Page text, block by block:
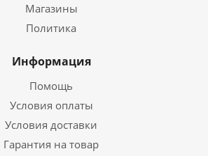
Магазины
Политика
Информация
Помощь
Условия оплаты
Условия доставки
Гарантия на товар